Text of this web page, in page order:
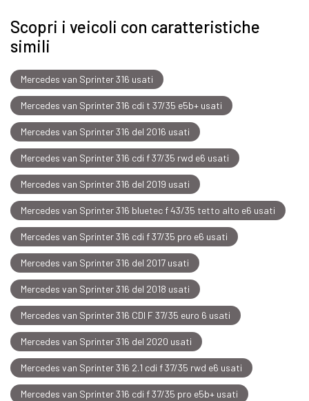
Scopri i veicoli con caratteristiche
simili
Mercedes van Sprinter 316 usati
Mercedes van Sprinter 316 cdi t 37/35 e5b+ usati
Mercedes van Sprinter 316 del 2016 usati
Mercedes van Sprinter 316 cdi f 37/35 rwd e6 usati
Mercedes van Sprinter 316 del 2019 usati
Mercedes van Sprinter 316 bluetec f 43/35 tetto alto e6 usati
Mercedes van Sprinter 316 cdi f 37/35 pro e6 usati
Mercedes van Sprinter 316 del 2017 usati
Mercedes van Sprinter 316 del 2018 usati
Mercedes van Sprinter 316 CDI F 37/35 euro 6 usati
Mercedes van Sprinter 316 del 2020 usati
Mercedes van Sprinter 316 2.1 cdi f 37/35 rwd e6 usati
Mercedes van Sprinter 316 cdi f 37/35 pro e5b+ usati